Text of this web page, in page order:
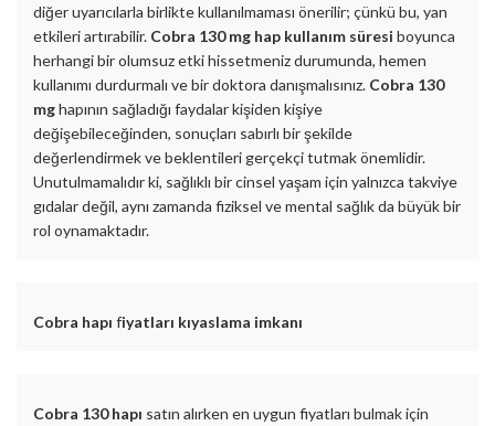
diğer uyarıcılarla birlikte kullanılmaması önerilir; çünkü bu, yan
etkileri artırabilir. Cobra 130 mg hap kullanım süresi boyunca
herhangi bir olumsuz etki hissetmeniz durumunda, hemen
kullanımı durdurmalı ve bir doktora danışmalısınız. Cobra 130
mghapının sağladığı faydalar kişiden kişiye
değişebileceğinden, sonuçları sabırlı bir şekilde
değerlendirmek ve beklentileri gerçekçi tutmak önemlidir.
Unutulmamalıdır ki, sağlıklı bir cinsel yaşam için yalnızca takviye
gıdalar değil, aynı zamanda fiziksel ve mental sağlık da büyük bir
rol oynamaktadır.
Cobra hapı fiyatları kıyaslama imkanı
Cobra 130 hapı satın alırken en uygun fiyatları bulmak için